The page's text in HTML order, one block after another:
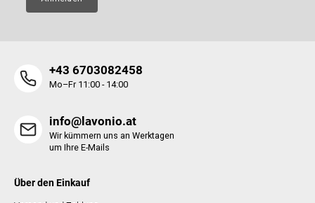
+43 6703082458
Mo–Fr 11:00 - 14:00
info@lavonio.at
Wir kümmern uns an Werktagen
um Ihre E-Mails
Über den Einkauf